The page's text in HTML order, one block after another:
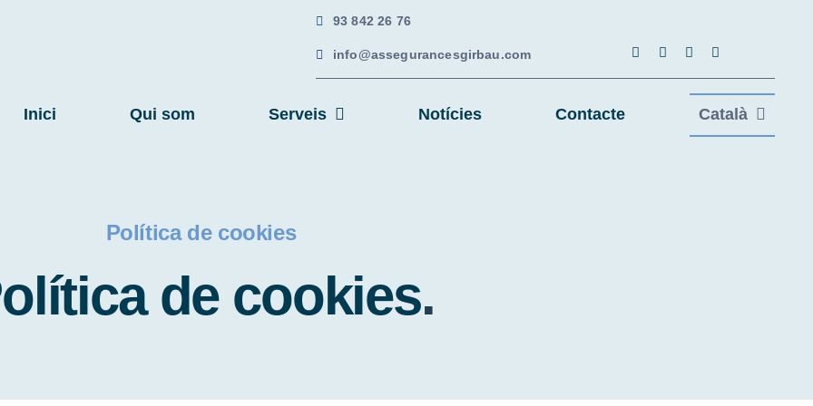
93 842 26 76
info@assegurancesgirbau.com
Inici Qui som Serveis Notícies Contacte Català
Política de cookies
de cookies.